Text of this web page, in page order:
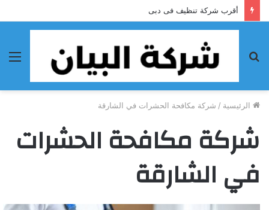
أقرب شركة تنظيف فى دبى
الرئيسية / شركة مكافحة الحشرات في الشارقة
شركة مكافحة الحشرات
في الشارقة